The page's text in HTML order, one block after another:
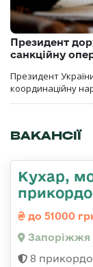
Президент
санкційну
Президент
координаційну
ВАКАНСІЇ
Кухар,
до 51000
Запоріжжя
8